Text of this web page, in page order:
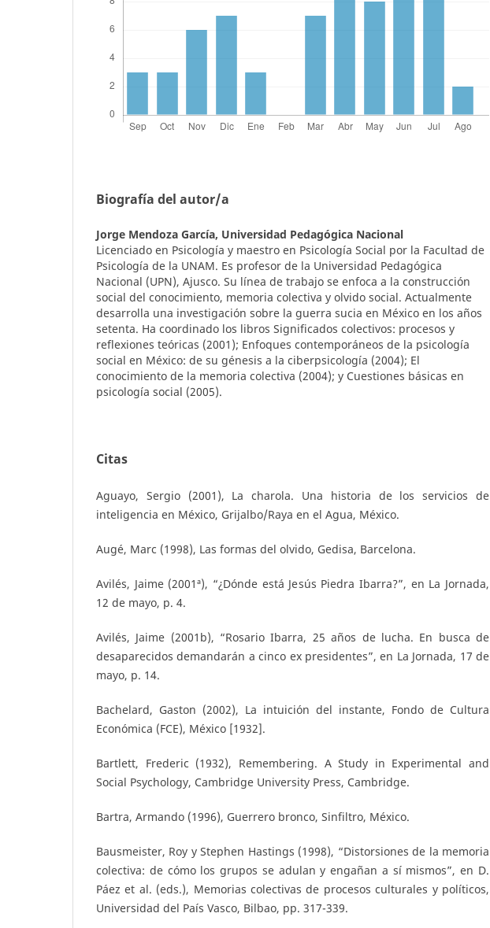
Biografía del autor/a
Jorge Mendoza García, Universidad Pedagógica Nacional
Licenciado en Psicología y maestro en Psicología Social por la Facultad de
Psicología de la UNAM. Es profesor de la Universidad Pedagógica
Nacional (UPN), Ajusco. Su línea de trabajo se enfoca a la construcción
social del conocimiento, memoria colectiva y olvido social. Actualmente
desarrolla una investigación sobre la guerra sucia en México en los años
setenta. Ha coordinado los libros Significados colectivos: procesos y
reflexiones teóricas (2001); Enfoques contemporáneos de la psicología
social en México: de su génesis a la ciberpsicología (2004); El
conocimiento de la memoria colectiva (2004); y Cuestiones básicas en
psicología social (2005).
Citas
Aguayo, Sergio (2001), La charola. Una historia de los servicios de
inteligencia en México, Grijalbo/Raya en el Agua, México.
Augé, Marc (1998), Las formas del olvido, Gedisa, Barcelona.
Avilés, Jaime (2001ª), “¿Dónde está Jesús Piedra Ibarra?”, en La Jornada,
12 de mayo, p. 4.
Avilés, Jaime (2001b), “Rosario Ibarra, 25 años de lucha. En busca de
desaparecidos demandarán a cinco ex presidentes”, en La Jornada, 17 de
mayo, p. 14.
Bachelard, Gaston (2002), La intuición del instante, Fondo de Cultura
Económica (FCE), México [1932].
Bartlett, Frederic (1932), Remembering. A Study in Experimental and
Social Psychology, Cambridge University Press, Cambridge.
Bartra, Armando (1996), Guerrero bronco, Sinfiltro, México.
Bausmeister, Roy y Stephen Hastings (1998), “Distorsiones de la memoria
colectiva: de cómo los grupos se adulan y engañan a sí mismos”, en D.
Páez et al. (eds.), Memorias colectivas de procesos culturales y políticos,
Universidad del País Vasco, Bilbao, pp. 317-339.